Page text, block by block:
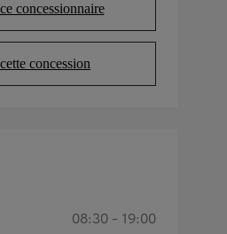
concessionnaire
(Opens in new tab)
concession
(Opens in new tab)
08:30 - 19:00